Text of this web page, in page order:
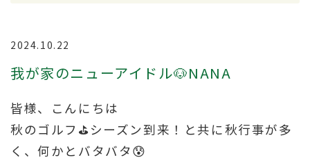
2024.10.22
我が家のニューアイドル🐶NANA
皆様、こんにちは
秋のゴルフ⛳シーズン到来！と共に秋行事が多
く、何かとバタバタ😰